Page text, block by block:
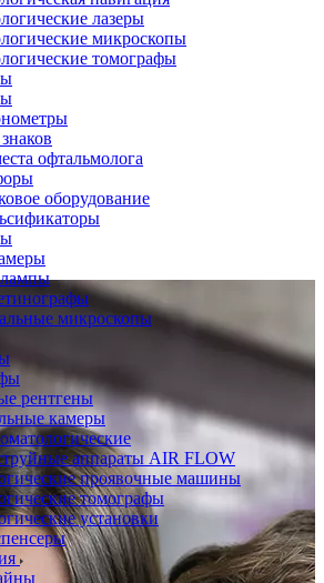
лазеры
микроскопы
томографы
офтальмолога
оборудование
микроскопы
рентгены
камеры
аппараты AIR FLOW
проявочные машины
томографы
установки